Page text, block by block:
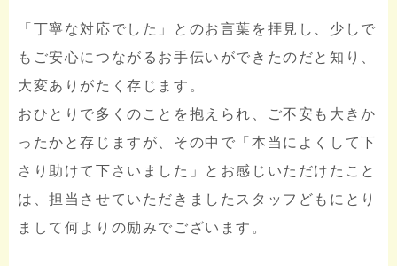
「丁寧な対応でした」とのお言葉を拝見し、少しで
もご安心につながるお手伝いができたのだと知り、
大変ありがたく存じます。
おひとりで多くのことを抱えられ、ご不安も大きか
ったかと存じますが、その中で「本当によくして下
さり助けて下さいました」とお感じいただけたこと
は、担当させていただきましたスタッフどもにとり
まして何よりの励みでございます。